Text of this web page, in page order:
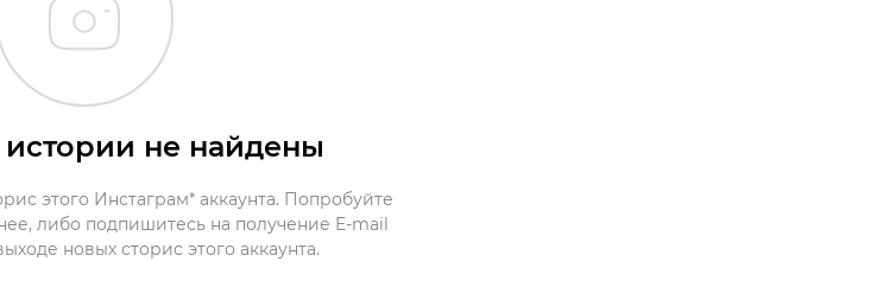
не найдены
этого Инстаграм* аккаунта. Попробуйте
либо подпишитесь на получение E-mail
новых сторис этого аккаунта.